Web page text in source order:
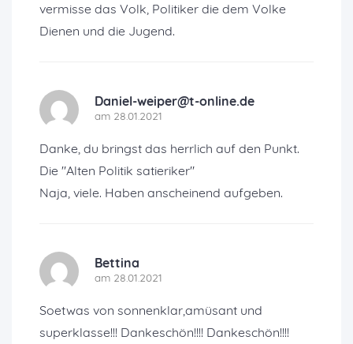
vermisse das Volk, Politiker die dem Volke
Dienen und die Jugend.
Daniel-weiper@t-online.de
am 28.01.2021
Danke, du bringst das herrlich auf den Punkt.
Die "Alten Politik satieriker"
Naja, viele. Haben anscheinend aufgeben.
Bettina
am 28.01.2021
Soetwas von sonnenklar,amüsant und
superklasse!!! Dankeschön!!!! Dankeschön!!!!